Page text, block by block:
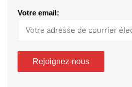
Votre email: